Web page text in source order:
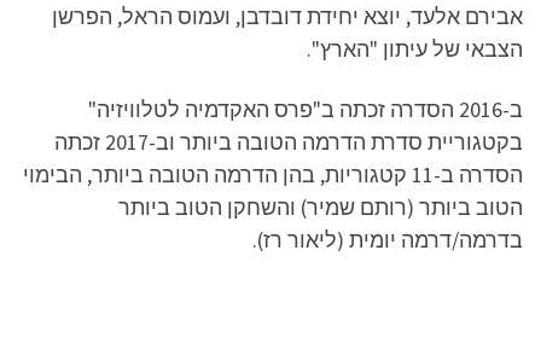
אבירם אלעד, יוצא יחידת דובדבן, ועמוס הראל, הפרשן
הצבאי של עיתון "הארץ".
ב-2016 הסדרה זכתה ב"פרס האקדמיה לטלוויזיה"
בקטגוריית סדרת הדרמה הטובה ביותר וב-2017 זכתה
הסדרה ב-11 קטגוריות, בהן הדרמה הטובה ביותר, הבימוי
הטוב ביותר (רותם שמיר) והשחקן הטוב ביותר
בדרמה/דרמה יומית (ליאור רז).